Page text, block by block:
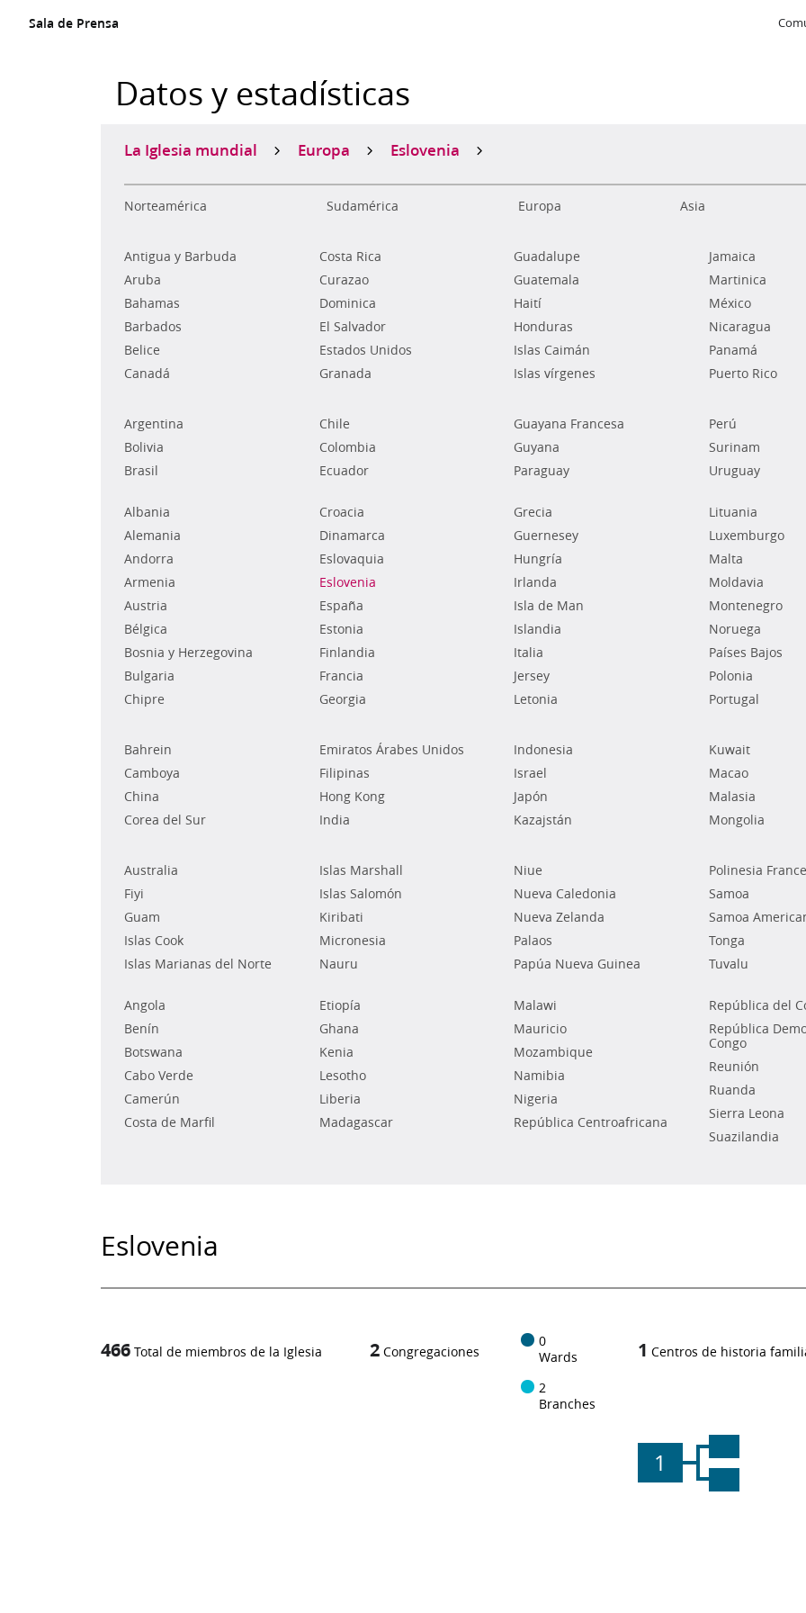
Sala de Prensa
Datos y estadísticas
La Iglesia mundial Europa Eslovenia
Norteamérica Sudamérica Europa Asia
Antigua y Barbuda
Aruba
Bahamas
Barbados
Belice
Canadá
Costa Rica
Curazao
Dominica
El Salvador
Estados Unidos
Granada
Guadalupe
Guatemala
Haití
Honduras
Islas Caimán
Islas vírgenes
Jamaica
Martinica
México
Nicaragua
Panamá
Puerto Rico
Argentina
Bolivia
Brasil
Chile
Colombia
Ecuador
Guayana Francesa
Guyana
Paraguay
Perú
Surinam
Uruguay
Albania
Alemania
Andorra
Armenia
Austria
Bélgica
Bosnia y Herzegovina
Bulgaria
Chipre
Croacia
Dinamarca
Eslovaquia
Eslovenia
España
Estonia
Finlandia
Francia
Georgia
Grecia
Guernesey
Hungría
Irlanda
Isla de Man
Islandia
Italia
Jersey
Letonia
Lituania
Luxemburgo
Malta
Moldavia
Montenegro
Noruega
Países Bajos
Polonia
Portugal
Bahrein
Camboya
China
Corea del Sur
Emiratos Árabes Unidos
Filipinas
Hong Kong
India
Indonesia
Israel
Japón
Kazajstán
Kuwait
Macao
Malasia
Mongolia
Australia
Fiyi
Guam
Islas Cook
Islas Marianas del Norte
Islas Marshall
Islas Salomón
Kiribati
Micronesia
Nauru
Niue
Nueva Caledonia
Nueva Zelanda
Palaos
Papúa Nueva Guinea
Polinesia
Samoa
Samoa
Tonga
Tuvalu
Angola
Benín
Botswana
Cabo Verde
Camerún
Costa de Marfil
Etiopía
Ghana
Kenia
Lesotho
Liberia
Madagascar
Malawi
Mauricio
Mozambique
Namibia
Nigeria
República Centroafricana
República del
República
Congo
Reunión
Ruanda
Sierra Leona
Suazilandia
Eslovenia
466 Total de miembros de la Iglesia 2 Congregaciones
0
Wards
2
Branches
1 Centros de historia
1